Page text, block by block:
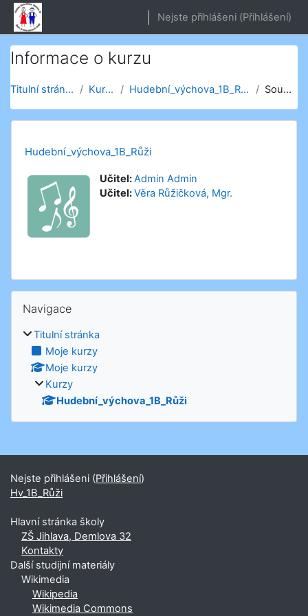
Přejít k hlavnímu obsahu
Nejste přihlášeni (Přihlášení)
Informace o kurzu
Titulní stránka Kurzy Hudební_výchova_1B_Růži Souhrn
Hudební_výchova_1B_Růži
Učitel:Admin Admin
Učitel:Věra Růžičková, Mgr.
Navigace
Titulní stránka
Moje kurzy
Moje kurzy
Kurzy
Hudební_výchova_1B_Růži
Nejste přihlášeni (Přihlášení)
Hv_1B_Růži
Hlavní stránka školy
ZŠ Jihlava, Demlova 32
Kontakty
Další studijní materiály
Wikimedia
Wikipedia
Wikimedia Commons